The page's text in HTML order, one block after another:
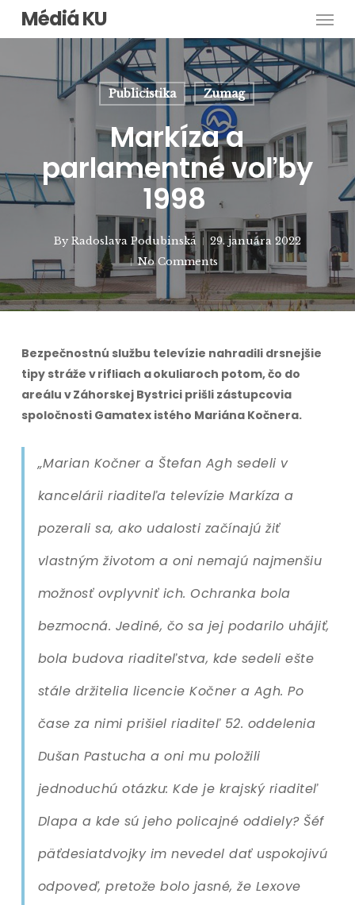
SkipMédiá KU
Publicistika Zumag
Markíza a
parlamentné voľby
1998
By Radoslava Podubinská
29. januára 2022
No Comments
Bezpečnostnú službu televízie nahradili drsnejšie
tipy stráže v rifliach a okuliaroch potom, čo do
areálu v Záhorskej Bystrici prišli zástupcovia
spoločnosti Gamatex istého Mariána Kočnera.
„Marian Kočner a Štefan Agh sedeli v
kancelárii riaditeľa televízie Markíza a
pozerali sa, ako udalosti začínajú žiť
vlastným životom a oni nemajú najmenšiu
možnosť ovplyvniť ich. Ochranka bola
bezmocná. Jediné, čo sa jej podarilo uhájiť,
bola budova riaditeľstva, kde sedeli ešte
stále držitelia licencie Kočner a Agh. Po
čase za nimi prišiel riaditeľ 52. oddelenia
Dušan Pastucha a oni mu položili
jednoduchú otázku: Kde je krajský riaditeľ
Dlapa a kde sú jeho policajné oddiely? Šéf
päťdesiatdvojky im nevedel dať uspokojivú
odpoveď, pretože bolo jasné, že Lexove